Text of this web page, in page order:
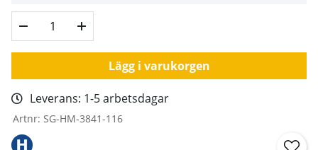
Lägg i varukorgen
Leverans: 1-5 arbetsdagar
Artnr: SG-HM-3841-116